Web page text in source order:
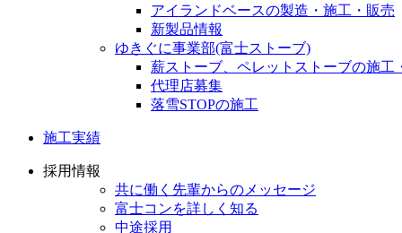
アイランドベースの製造・施工・販売
新製品情報
ゆきぐに事業部(富士ストーブ)
薪ストーブ、ペレットストーブの施工
代理店募集
落雪STOPの施工
施工実績
採用情報
共に働く先輩からのメッセージ
富士コンを詳しく知る
中途採用